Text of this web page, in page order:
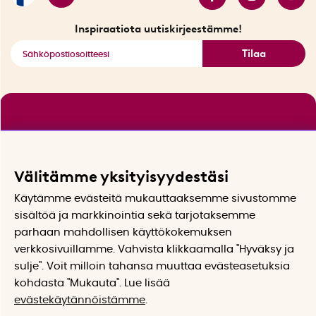
Inspiraatiota uutiskirjeestämme!
Tilaa
Välitämme yksityisyydestäsi
Käytämme evästeitä mukauttaaksemme sivustomme
sisältöä ja markkinointia sekä tarjotaksemme
parhaan mahdollisen käyttökokemuksen
verkkosivuillamme. Vahvista klikkaamalla "Hyväksy ja
sulje". Voit milloin tahansa muuttaa evästeasetuksia
kohdasta "Mukauta". Lue lisää
evästekäytännöistämme